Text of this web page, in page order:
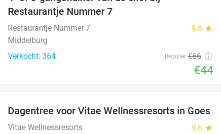
Restaurantje Nummer 7
Restaurantje Nummer 7 9.6 star
Middelburg
Verkocht: 364
Regulier €66
€44
49%
Dagentree voor Vitae Wellnessresorts in Goes
Vitae Wellnessresorts 9.6 star